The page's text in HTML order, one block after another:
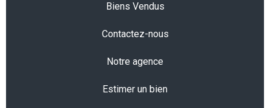
Biens Vendus
Contactez-nous
Notre agence
Estimer un bien